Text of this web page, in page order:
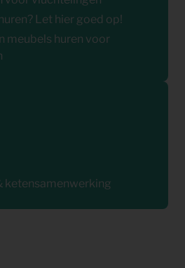
Let hier goed op!
meubels huren voor
ketensamenwerking